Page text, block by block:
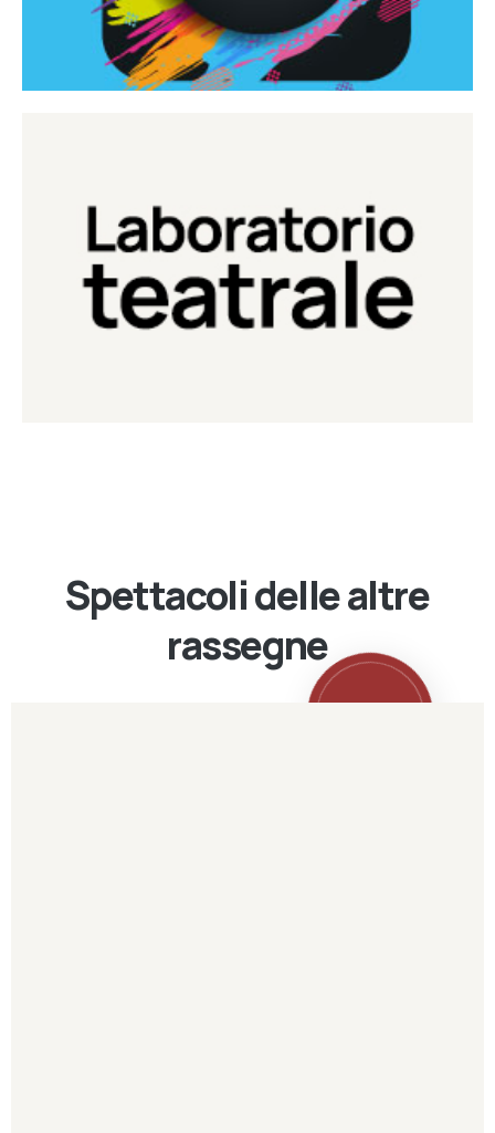
Laboratorio Teatrale
Laboratorio di teatro del Teatro Eduardo de Filippo
Continua
Spettacoli delle altre
rassegne